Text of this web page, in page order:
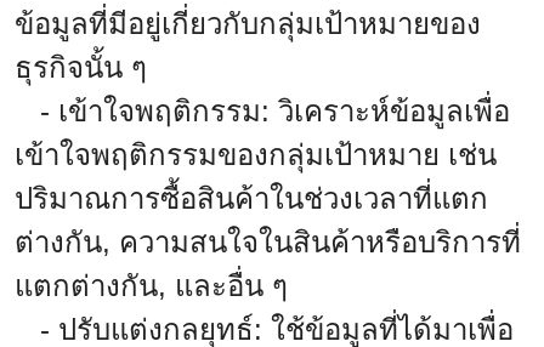
ข้อมูลที่มีอยู่เกี่ยวกับกลุ่มเป้าหมายของ
ธุรกิจนั้น ๆ
- เข้าใจพฤติกรรม: วิเคราะห์ข้อมูลเพื่อ
เข้าใจพฤติกรรมของกลุ่มเป้าหมาย เช่น
ปริมาณการซื้อสินค้าในช่วงเวลาที่แตก
ต่างกัน, ความสนใจในสินค้าหรือบริการที่
แตกต่างกัน, และอื่น ๆ
- ปรับแต่งกลยุทธ์: ใช้ข้อมูลที่ได้มาเพื่อ